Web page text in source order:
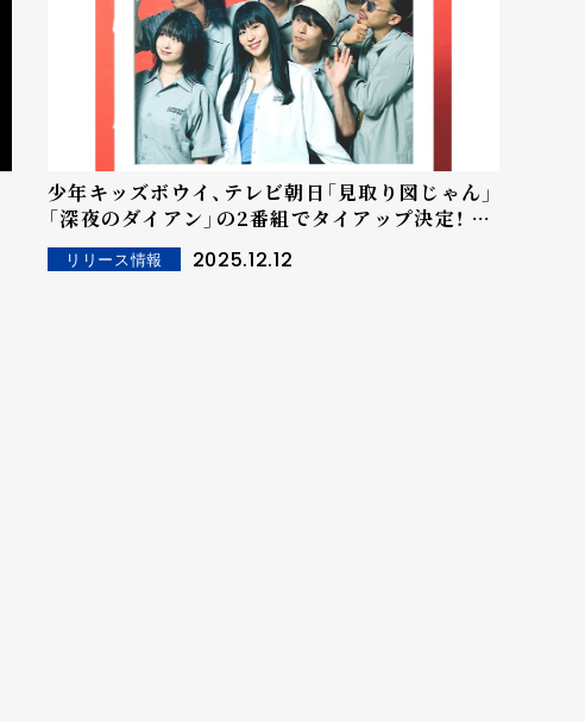
少年キッズボウイ、テレビ朝日「見取り図じゃん」
「深夜のダイアン」の2番組でタイアップ決定！ メ
ジャー1st EP収録の「スペランカー」ショート動
画も公開
リリース情報 2025.12.12